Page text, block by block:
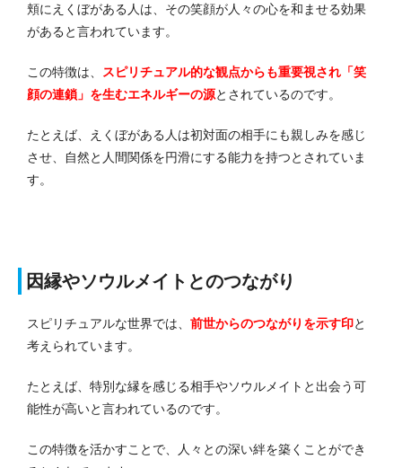
頬にえくぼがある人は、その笑顔が人々の心を和ませる効果
があると言われています。
この特徴は、
スピリチュアル的な観点からも重要視され「笑
顔の連鎖」を生むエネルギーの源とされているのです。
たとえば、えくぼがある人は初対面の相手にも親しみを感じ
させ、自然と人間関係を円滑にする能力を持つとされていま
す。
因縁やソウルメイトとのつながり
スピリチュアルな世界では、 前世からのつながりを示す印と
考えられています。
たとえば、特別な縁を感じる相手やソウルメイトと出会う可
能性が高いと言われているのです。
この特徴を活かすことで、人々との深い絆を築くことができ